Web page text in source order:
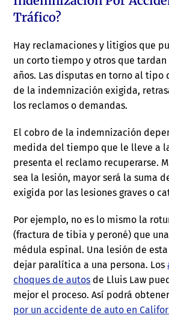
Tráfico?
Hay reclamaciones y litigios que
un corto tiempo y otros que tardan
años. Las disputas en torno al tipo
de la indemnización exigida,
los reclamos o demandas.
El cobro de la indemnización
medida del tiempo que le lleve a
presenta el reclamo recuperarse.
sea la lesión, mayor será la suma
exigida por las lesiones graves o
Por ejemplo, no es lo mismo la
(fractura de tibia y peroné) que
médula espinal. Una lesión de
dejar paralítica a una persona. Los
choques de autos de Lluis Law
mejor el proceso. Así podrá
por un accidente de auto en